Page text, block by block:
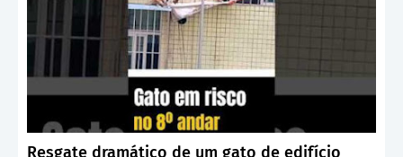
Resgate dramático de um gato de edifício